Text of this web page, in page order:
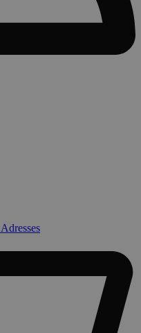
Adresses